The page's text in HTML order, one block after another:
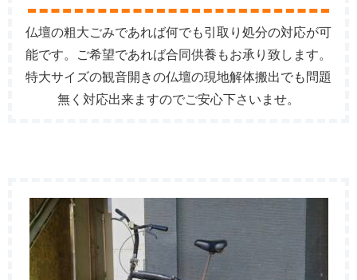
仏壇の粗大ごみであれば何でも引取り処分の対応が可
能です。ご希望であれば合同供養もお承り致します。
特大サイズの観音開きの仏壇の現地解体搬出でも問題
無く対応出来ますのでご安心下さいませ。